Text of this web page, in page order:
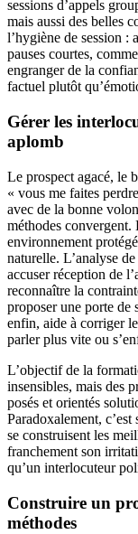
sessions d’appels
mais aussi des belles
l’hygiène de session :
pauses courtes,
engranger de la
factuel plutôt
Gérer les
aplomb
Le prospect agacé, le
« vous me faites
avec de la bonne
méthodes convergent.
environnement
naturelle. L’analyse
accuser réception de
reconnaître la
proposer une porte de
enfin, aide à corriger
parler plus vite ou
L’objectif de la
insensibles, mais des
posés et orientés
Paradoxalement,
se construisent les
franchement son
qu’un interlocuteur
Construire un
méthodes